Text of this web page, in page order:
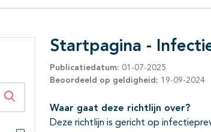
Zoeken binnen deze richtlijn
Startpagina -
Publicatiedatum: 01-07-2025
Beoordeeld op geldigheid: 19-09-2024
Waar gaat deze richtlijn over?
Deze richtlijn is gericht op